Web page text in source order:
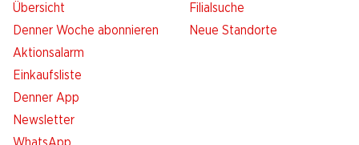
Übersicht
Denner Woche abonnieren
Aktionsalarm
Einkaufsliste
Denner App
Newsletter
WhatsApp
Filialsuche
Neue Standorte